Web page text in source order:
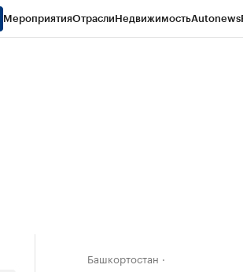
МероприятияОтраслиНедвижимостьAutonews
Башкортостан